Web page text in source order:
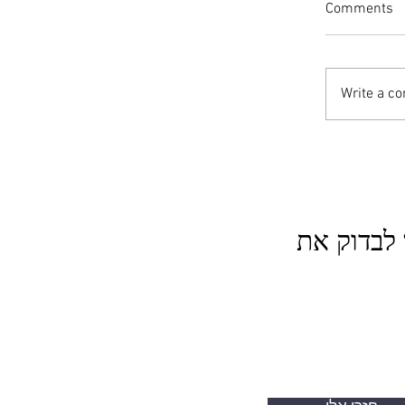
Comments
Write a
לבדוק את